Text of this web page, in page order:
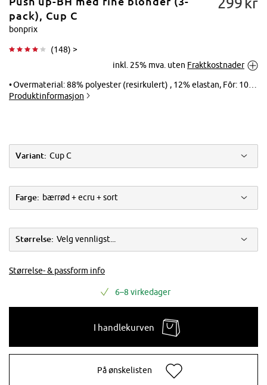
forstørre
pack), Cup C
bonprix
(148) >
inkl. 25% mva. uten Fraktkostnader
Overmaterial: 88% polyester (resirkulert) , 12% elastan, Fôr: 100% bomull, Blonder: 90% polyamid, 10% elastan
Produktinformasjon
Variant: Cup C
Farge: bærrød + ecru + sort
Størrelse: Velg vennligst...
Størrelse- & passform info
6–8 virkedager
I handlekurven
På ønskelisten